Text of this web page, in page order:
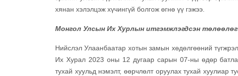
хянан хэлэлцэж хүчингүй болгож өгнө үү гэжээ.
Монгол Улсын Их Хурлын итгэмжлэгдсэн
Нийслэл Улаанбаатар хотын замын хөдөлгөөний
Их Хурал 2023 оны 12 дугаар сарын 07-ны өдөр
тухай хуульд нэмэлт, өөрчлөлт оруулах тухай хуулиар